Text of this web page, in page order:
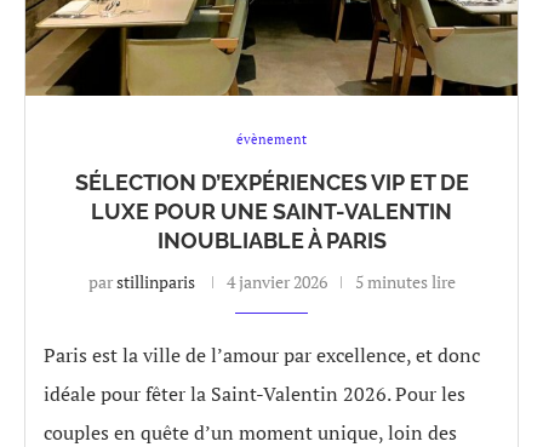
évènement
SÉLECTION D’EXPÉRIENCES VIP ET DE
LUXE POUR UNE SAINT-VALENTIN
INOUBLIABLE À PARIS
parstillinparis 4 janvier 2026 5 minutes lire
Paris est la ville de l’amour par excellence, et donc
idéale pour fêter la Saint-Valentin 2026. Pour les
couples en quête d’un moment unique, loin des